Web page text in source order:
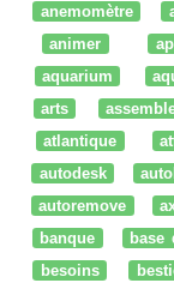
anemomètre
animer
aquarium
arts
atlantique
autodesk
autoremove
banque
base
besoins